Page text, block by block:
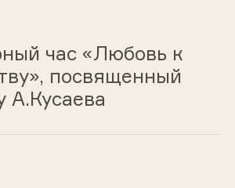
час «Любовь к
посвященный
А.Кусаева